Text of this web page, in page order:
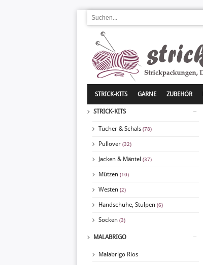
STRICK-KITS GARNE ZUBEHÖR
STRICK-KITS
Tücher & Schals (78)
Pullover (32)
Jacken & Mäntel (37)
Mützen (10)
Westen (2)
Handschuhe, Stulpen (6)
Socken (3)
MALABRIGO
Malabrigo Rios